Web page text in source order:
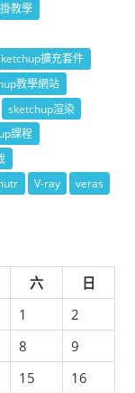
教學
擴充套件
教學網站
sketchup渲染
課程
V-ray
veras
六
日
1
2
8
9
15
16